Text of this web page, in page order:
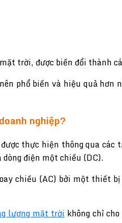
trời, được biến đổi thành
phổ biến và hiệu quả hơn
nghiệp?
thực hiện thông qua các
điện một chiều (DC).
chiều (AC) bởi một thiết
lượng mặt trời không chỉ